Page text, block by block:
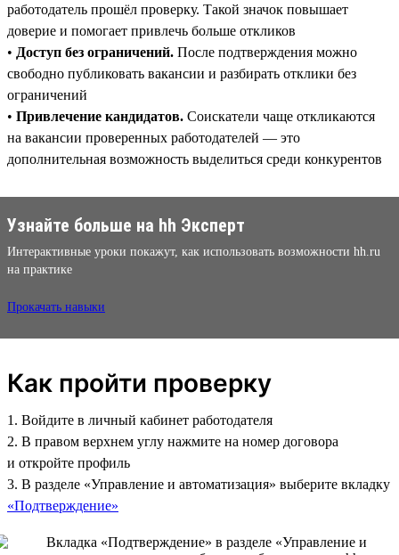
работодатель прошёл проверку. Такой значок повышает
доверие и помогает привлечь больше откликов
• Доступ без ограничений. После подтверждения можно
свободно публиковать вакансии и разбирать отклики без
ограничений
• Привлечение кандидатов. Соискатели чаще откликаются
на вакансии проверенных работодателей — это
дополнительная возможность выделиться среди конкурентов
Узнайте больше на hh Эксперт
Интерактивные уроки покажут, как использовать возможности hh.ru
на практике
Прокачать навыки
Как пройти проверку
1. Войдите в личный кабинет работодателя
2. В правом верхнем углу нажмите на номер договора
и откройте профиль
3. В разделе «Управление и автоматизация» выберите вкладку
«Подтверждение»